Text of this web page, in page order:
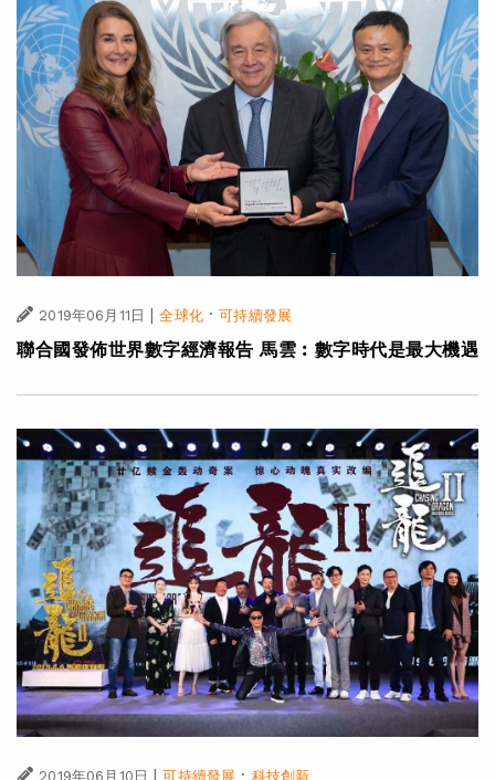
2019年06月11日 全球化·可持續發展
聯合國發佈世界數字經濟報告 馬雲︰數字時代是最大機遇
2019年06月10日 | 可持續發展 · 科技創新